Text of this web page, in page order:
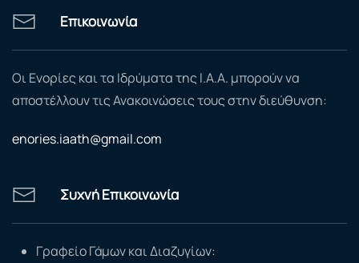
Επικοινωνία
Οι Ενορίες και τα Ιδρύματα της Ι.Α.Α. μπορούν να
αποστέλλουν τις Ανακοινώσεις τους στην διεύθυνση:
enories.iaath@gmail.com
Συχνή Επικοινωνία
Γραφείο Γάμων και Διαζυγίων: